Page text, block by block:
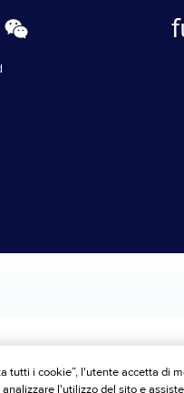
tutti i cookie”, l'utente accetta di
l'utilizzo del sito e